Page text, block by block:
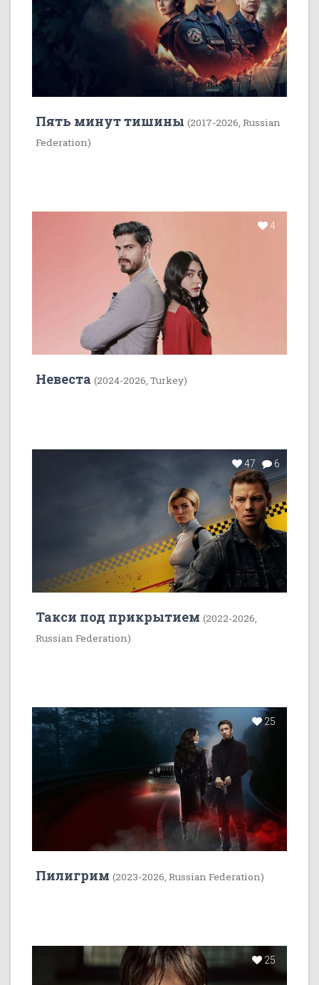
Пять минут тишины (2017-2026, Russian
Federation)
4
Невеста (2024-2026, Turkey)
47 6
Такси под прикрытием (2022-2026,
Russian Federation)
25
Пилигрим (2023-2026, Russian Federation)
25